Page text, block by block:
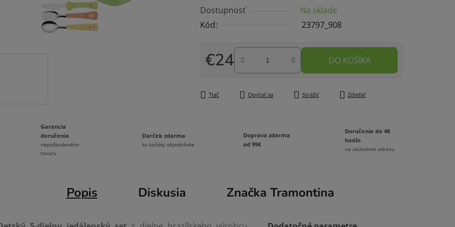
je
0,0
hviezdičiek.
Dostupnosť
Na sklade
Kód:
23797_908
€24
Jednotková cena:
DO KOŠÍKA
Tlač Opýtať sa Strážiť Zdieľať
Garancia
doručenia
nepoškodeného
tovaru
Darček zdarma
ku každej objednávke
Doprava zdarma
od 99€
Doručenie do 48
hodín
na akúkoľvek adresu
Popis Diskusia Značka Tramontina